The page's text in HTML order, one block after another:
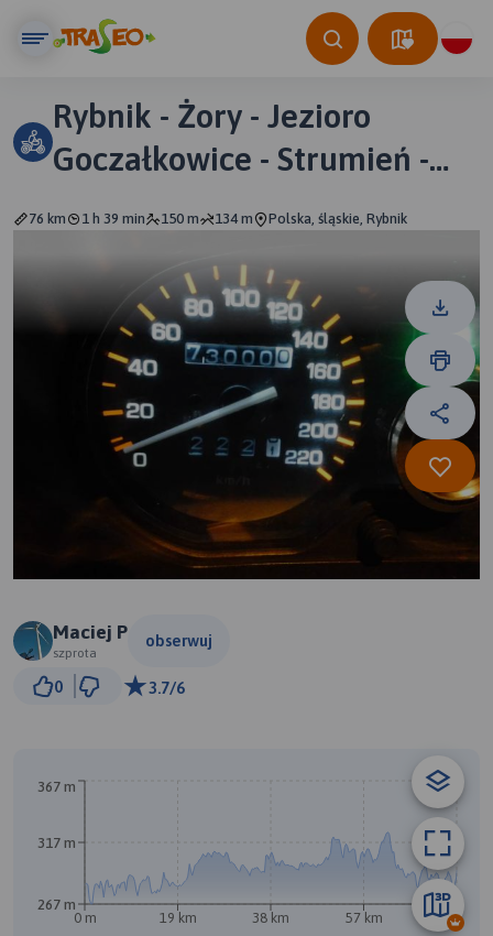
Rybnik - Żory - Jezioro
Goczałkowice - Strumień -
76 km 1 h 39 min 150 m 134 m Polska, śląskie, Rybnik
Maciej P
szprota
obserwuj
0 3.7/6
0 m 19 km 38 km 57 km 76 km
267 m
317 m
367 m